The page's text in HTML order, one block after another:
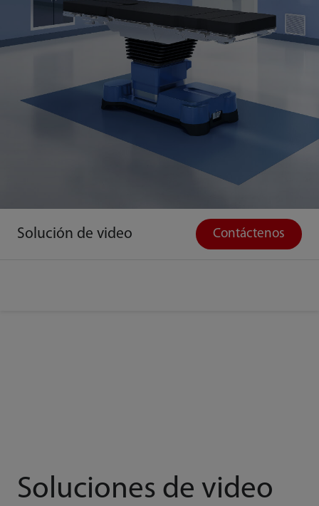
Solución de video Contáctenos
Soluciones de video